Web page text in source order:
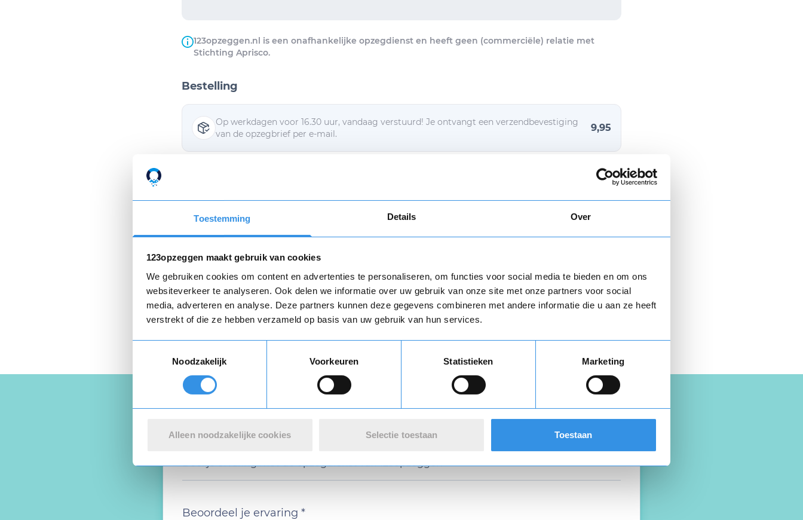
Toestemming Details Over
123opzeggen maakt gebruik van cookies
We gebruiken cookies om content en advertenties te personaliseren, om functies voor social media te bieden en om ons
websiteverkeer te analyseren. Ook delen we informatie over uw gebruik van onze site met onze partners voor social
media, adverteren en analyse. Deze partners kunnen deze gegevens combineren met andere informatie die u aan ze heeft
verstrekt of die ze hebben verzameld op basis van uw gebruik van hun services.
Noodzakelijk
Voorkeuren Statistieken Marketing
Alleen noodzakelijke cookies Selectie toestaan Toestaan
123opzeggen.nl is een onafhankelijke opzegdienst en heeft geen (commerciële) relatie met
Stichting Aprisco.
Bestelling
Op werkdagen voor 16.30 uur, vandaag verstuurd! Je ontvangt een verzendbevestiging
van de opzegbrief per e-mail.
9,95
+ 6,95
Als ik mijn opzegging verstuur dan ga ik akkoord met een eenmalige afschrijving van € 9,95.
Privacyverklaringenalgemene voorwaardenzijn van toepassing.
Schrijf een review over 123opzeggen
Deel je ervaring met de opzegdienst van 123opzeggen
Beoordeel je ervaring *